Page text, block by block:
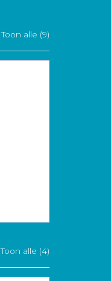
Toon alle (9)
Toon alle (4)